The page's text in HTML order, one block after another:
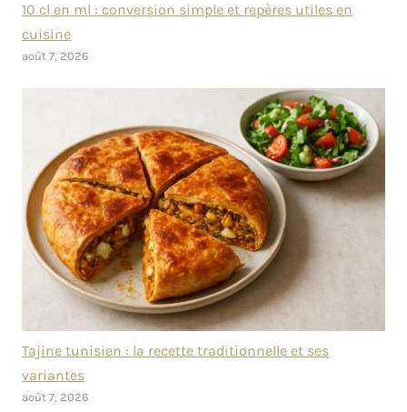
10 cl en ml : conversion simple et repères utiles en
cuisine
août 7, 2026
Tajine tunisien : la recette traditionnelle et ses
variantes
août 7, 2026